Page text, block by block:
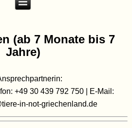
(ab 7 Monate bis 7
Jahre)
+49 30 439 792 750 | E-Mail:
in-not-griechenland.de